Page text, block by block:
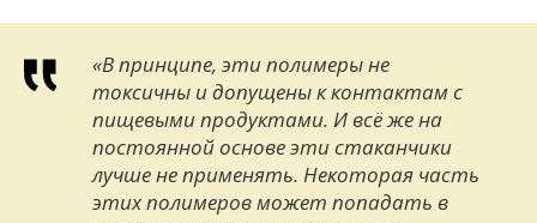
«В принципе, эти полимеры не
токсичны и допущены к контактам с
пищевыми продуктами. И всё же на
постоянной основе эти стаканчики
лучше не применять. Некоторая часть
этих полимеров может попадать в